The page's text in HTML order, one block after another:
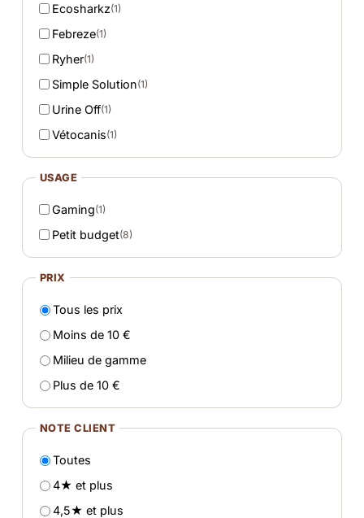
Ecosharkz(1)
Febreze(1)
Ryher(1)
Simple Solution(1)
Urine Off(1)
Vétocanis(1)
USAGE
Gaming(1)
Petit budget(8)
PRIX
Tous les prix
Moins de 10 €
Milieu de gamme
Plus de 10 €
NOTE CLIENT
Toutes
4★ et plus
4,5★ et plus